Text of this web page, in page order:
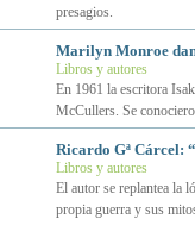
presagios.
Marilyn Monroe
Libros y autores
En 1961 la escritora
McCullers. Se
Ricardo Gª Cárcel:
Libros y autores
El autor se replantea la
propia guerra y sus